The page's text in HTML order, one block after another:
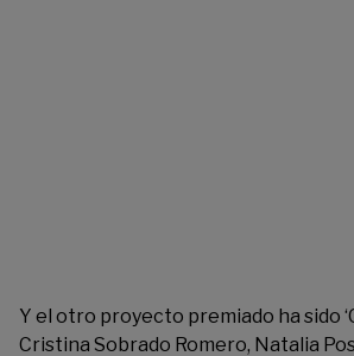
Y el otro proyecto premiado ha sido
Cristina Sobrado Romero, Natalia